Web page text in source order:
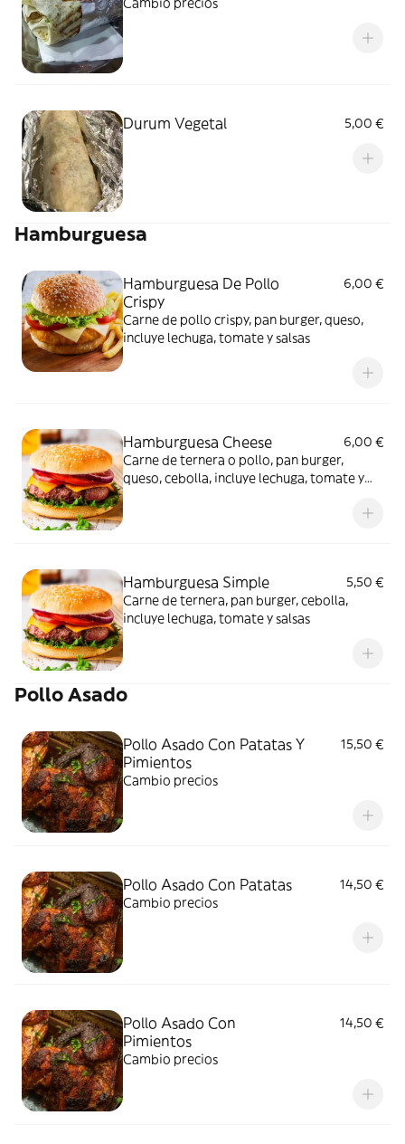
Durum Vegetal 5,00 €
Hamburguesa
Hamburguesa De Pollo
Crispy
6,00 €
Carne de pollo crispy, pan burger, queso,
incluye lechuga, tomate y salsas
Hamburguesa Cheese
6,00 €
Carne de ternera o pollo, pan burger,
queso, cebolla, incluye lechuga, tomate y
Hamburguesa Simple
5,50 €
Carne de ternera, pan burger, cebolla,
incluye lechuga, tomate y salsas
Pollo Asado
Pollo Asado Con Patatas Y
Pimientos
15,50 €
Cambio precios
Pollo Asado Con Patatas
14,50 €
Cambio precios
Pollo Asado Con
Pimientos
14,50 €
Cambio precios